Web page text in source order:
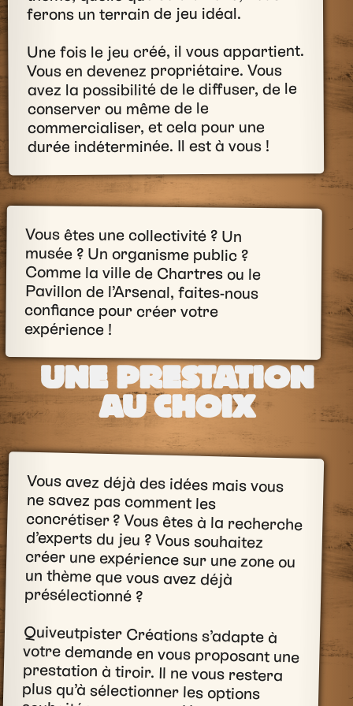
ferons un terrain de jeu idéal.
Une fois le jeu créé, il vous appartient.
Vous en devenez propriétaire. Vous
avez la possibilité de le diffuser, de le
conserver ou même de le
commercialiser, et cela pour une
durée indéterminée. Il est à vous !
Vous êtes une collectivité ? Un
musée ? Un organisme public ?
Comme la ville de Chartres ou le
Pavillon de l’Arsenal, faites-nous
confiance pour créer votre
expérience !
UNE PRESTATION
AU CHOIX
Vous avez déjà des idées mais vous
ne savez pas comment les
concrétiser ? Vous êtes à la recherche
d’experts du jeu ? Vous souhaitez
créer une expérience sur une zone ou
un thème que vous avez déjà
présélectionné ?
Quiveutpister Créations s’adapte à
votre demande en vous proposant une
prestation à tiroir. Il ne vous restera
plus qu’à sélectionner les options
souhaitées pour compléter votre
projet. Votre expérience ludique, nous